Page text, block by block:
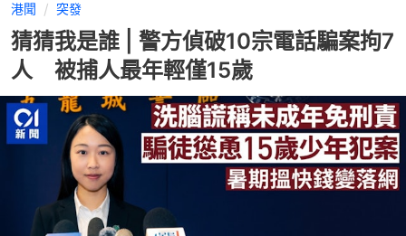
港聞 突發
猜猜我是誰 | 警方偵破10宗電話騙案拘7
人 被捕人最年輕僅15歲